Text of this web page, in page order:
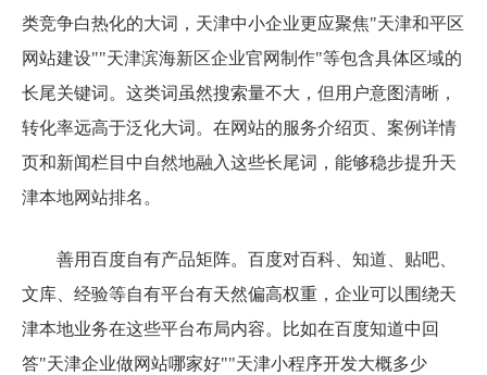
类竞争白热化的大词，天津中小企业更应聚焦"天津和平区
网站建设""天津滨海新区企业官网制作"等包含具体区域的
长尾关键词。这类词虽然搜索量不大，但用户意图清晰，
转化率远高于泛化大词。在网站的服务介绍页、案例详情
页和新闻栏目中自然地融入这些长尾词，能够稳步提升天
津本地网站排名。
善用百度自有产品矩阵。百度对百科、知道、贴吧、
文库、经验等自有平台有天然偏高权重，企业可以围绕天
津本地业务在这些平台布局内容。比如在百度知道中回
答"天津企业做网站哪家好""天津小程序开发大概多少